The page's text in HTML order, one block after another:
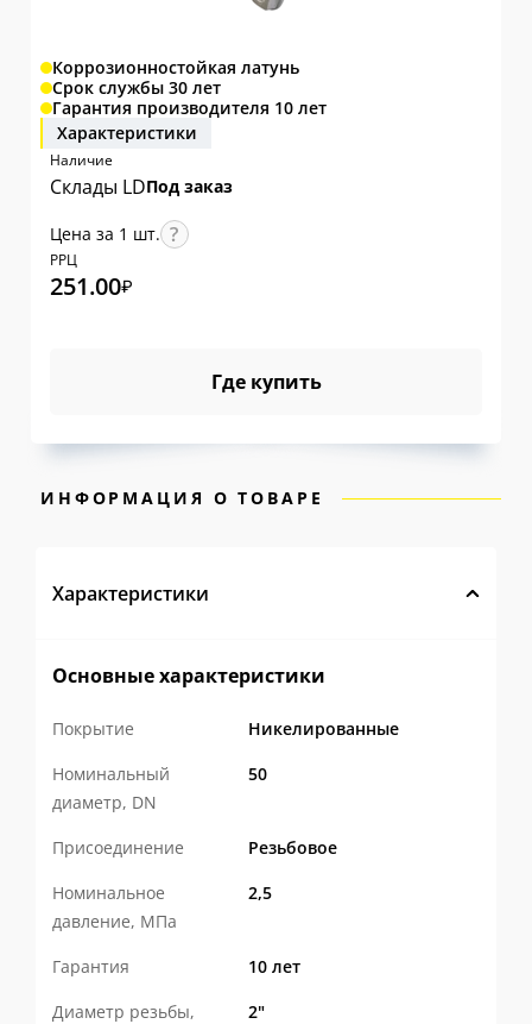
Коррозионностойкая латунь
Срок службы 30 лет
Гарантия производителя 10 лет
Характеристики
Наличие
Склады LDПод заказ
Цена за 1 шт.
РРЦ
251.00₽
Где купить
ИНФОРМАЦИЯ О ТОВАРЕ
Характеристики
Основные характеристики
Покрытие
Никелированные
Номинальный
диаметр, DN
50
Присоединение
Резьбовое
Номинальное
давление, МПа
2,5
Гарантия
10 лет
Диаметр резьбы,
2"